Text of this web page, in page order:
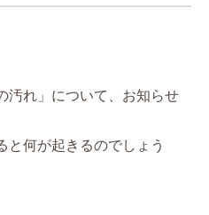
汚れ」について、お知らせ
と何が起きるのでしょう